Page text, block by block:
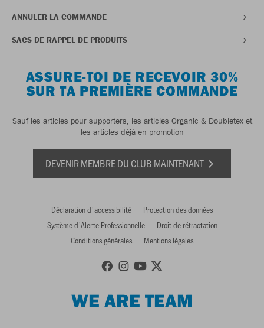
ANNULER LA COMMANDE
SACS DE RAPPEL DE PRODUITS
ASSURE-TOI DE RECEVOIR 30%
SUR TA PREMIÈRE COMMANDE
Sauf les articles pour supporters, les articles Organic & Doubletex et
les articles déjà en promotion
DEVENIR MEMBRE DU CLUB MAINTENANT
Déclaration d'accessibilité
Protection des données
Système d'Alerte Professionnelle
Droit de rétractation
Conditions générales
Mentions légales
WE ARE TEAM